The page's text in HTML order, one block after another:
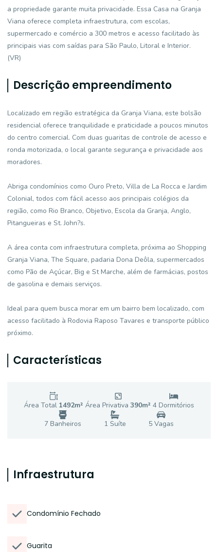
a propriedade garante muita privacidade. Essa Casa na Granja
Viana oferece completa infraestrutura, com escolas,
supermercado e comércio a 300 metros e acesso facilitado às
principais vias com saídas para São Paulo, Litoral e Interior.
(VR)
Descrição empreendimento
Localizado em região estratégica da Granja Viana, este bolsão
residencial oferece tranquilidade e praticidade a poucos minutos
do centro comercial. Com duas guaritas de controle de acesso e
ronda motorizada, o local garante segurança e privacidade aos
moradores.
Abriga condomínios como Ouro Preto, Villa de La Rocca e Jardim
Colonial, todos com fácil acesso aos principais colégios da
região, como Rio Branco, Objetivo, Escola da Granja, Anglo,
Pitangueiras e St. John?s.
A área conta com infraestrutura completa, próxima ao Shopping
Granja Viana, The Square, padaria Dona Deôla, supermercados
como Pão de Açúcar, Big e St Marche, além de farmácias, postos
de gasolina e demais serviços.
Ideal para quem busca morar em um bairro bem localizado, com
acesso facilitado à Rodovia Raposo Tavares e transporte público
próximo.
Características
Área Total 1492m² Área Privativa 390m² 4 Dormitórios
7 Banheiros 1 Suíte 5Vagas
Infraestrutura
Condomínio Fechado
Guarita